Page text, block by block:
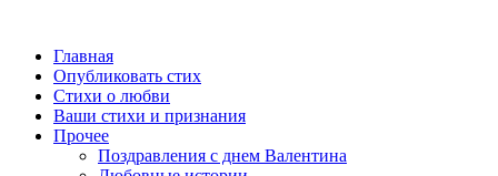
Главная
Опубликовать стих
Стихи о любви
Ваши стихи и признания
Прочее
Поздравления с днем Валентина